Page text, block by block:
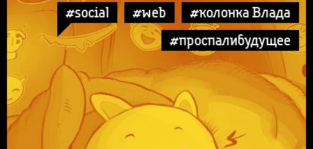
#social #web
#колонка Влада
#проспалибудущее